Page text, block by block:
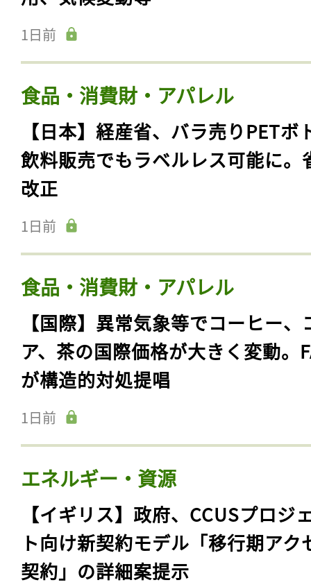
1日前
食品・消費財・アパレル
【日本】経産省、バラ売りPETボ
飲料販売でもラベルレス可能に。
改正
1日前
食品・消費財・アパレル
【国際】異常気象等でコーヒー、
ア、茶の国際価格が大きく変動。
が構造的対処提唱
1日前
エネルギー・資源
【イギリス】政府、CCUSプロジ
ト向け新契約モデル「移行期アク
契約」の詳細案提示